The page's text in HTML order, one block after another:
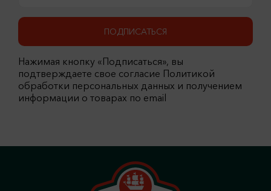
ПОДПИСАТЬСЯ
Нажимая кнопку «Подписаться», вы
подтверждаете свое согласие Политикой
обработки персональных данных и получением
информации о товарах по email